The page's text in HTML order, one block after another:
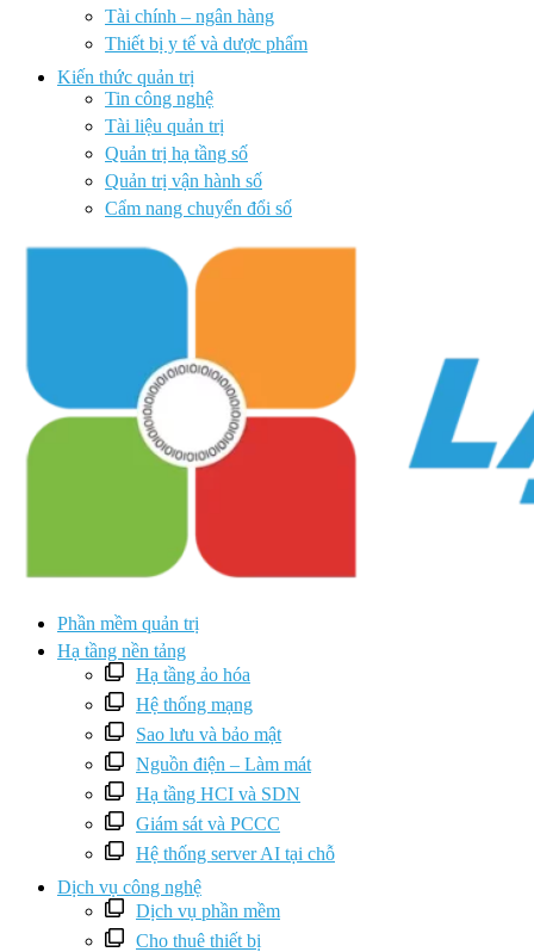
Tài chính – ngân hàng
Thiết bị y tế và dược phẩm
Kiến thức quản trị
Tin công nghệ
Tài liệu quản trị
Quản trị hạ tầng số
Quản trị vận hành số
Cẩm nang chuyển đổi số
Phần mềm quản trị
Hạ tầng nền tảng
Hạ tầng ảo hóa
Hệ thống mạng
Sao lưu và bảo mật
Nguồn điện – Làm mát
Hạ tầng HCI và SDN
Giám sát và PCCC
Hệ thống server AI tại chỗ
Dịch vụ công nghệ
Dịch vụ phần mềm
Cho thuê thiết bị